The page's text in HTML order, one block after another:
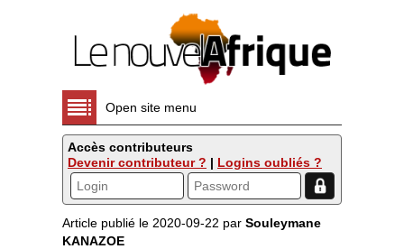
Open site menu
Accès contributeurs
Devenir contributeur ? | Logins oubliés ?
Article publié le 2020-09-22 par Souleymane
KANAZOE